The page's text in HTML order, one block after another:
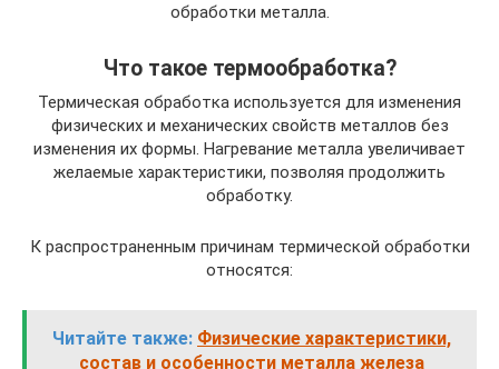
обработки металла.
Что такое термообработка?
Термическая обработка используется для изменения
физических и механических свойств металлов без
изменения их формы. Нагревание металла увеличивает
желаемые характеристики, позволяя продолжить
обработку.
К распространенным причинам термической обработки
относятся:
Читайте также: Физические характеристики,
состав и особенности металла железа